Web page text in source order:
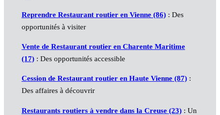
Reprendre Restaurant routier en Vienne (86): Des
opportunités à visiter
Vente de Restaurant routier en Charente Maritime
(17): Des opportunités accessible
Cession de Restaurant routier en Haute Vienne (87):
Des affaires à découvrir
Restaurants routiers à vendre dans la Creuse (23): Un